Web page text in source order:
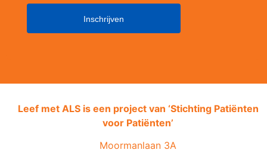
Leef met ALS is een project van ‘Stichting Patiënten
voor Patiënten’
Moormanlaan 3A